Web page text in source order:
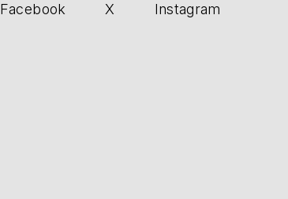
Facebook X Instagram